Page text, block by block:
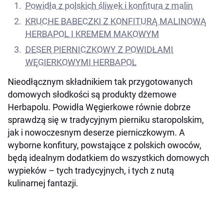
Powidła z polskich śliwek i konfitura z malin
KRUCHE BABECZKI Z KONFITURĄ MALINOWĄ
HERBAPOL I KREMEM MAKOWYM
DESER PIERNICZKOWY Z POWIDŁAMI
WĘGIERKOWYMI HERBAPOL
Nieodłącznym składnikiem tak przygotowanych
domowych słodkości są produkty dżemowe
Herbapolu. Powidła Węgierkowe równie dobrze
sprawdzą się w tradycyjnym pierniku staropolskim,
jak i nowoczesnym deserze pierniczkowym. A
wyborne konfitury, powstające z polskich owoców,
będą idealnym dodatkiem do wszystkich domowych
wypieków – tych tradycyjnych, i tych z nutą
kulinarnej fantazji.